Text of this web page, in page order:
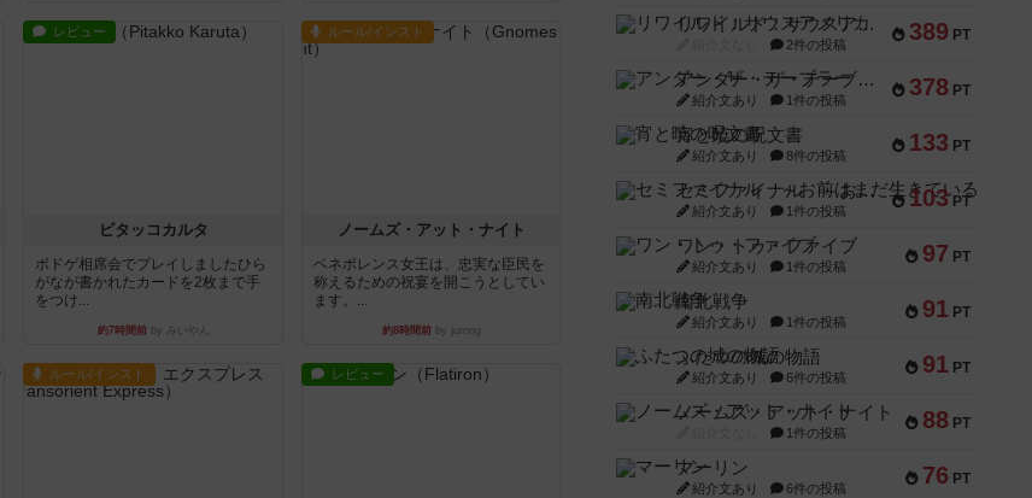
レビュー
ピタッコカルタ
ボドゲ相席会でプレイしましたひら
がなが書かれたカードを2枚まで手
をつけ...
約7時間前by みいやん
ルール/インスト
ノームズ・アット・ナイト
ベネボレンス女王は、忠実な臣民を
称えるための祝宴を開こうとしてい
ます。...
約8時間前 by jurong
ルール/インスト レビュー
389 PT
リワイルド：サウスアメリカ
2件の投稿
378 PT
アンダー・ザ・テーブラー
紹介文あり 1件の投稿
133 PT
宵と暁の呪文書
紹介文あり 8件の投稿
103 PT
セミファイナル ～お前はまだ生きている～
紹介文あり 1件の投稿
97 PT
ワン・トゥ・ファイブ
紹介文あり 1件の投稿
91 PT
南北戦争
紹介文あり 1件の投稿
91 PT
ふたつの城の物語
紹介文あり 6件の投稿
88 PT
ノームズ・アット・ナイト
1件の投稿
76 PT
マーリン
紹介文あり 6件の投稿